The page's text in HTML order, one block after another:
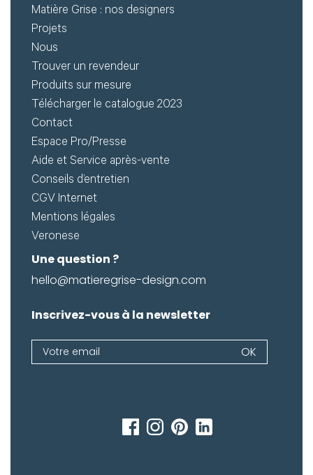
Matière Grise : nos designers
Projets
Nous
Trouver un revendeur
Produits sur mesure
Télécharger le catalogue 2023
Contact
Espace Pro/Presse
Aide et Service après-vente
Conseils d’entretien
CGV Internet
Mentions légales
Veronese
Une question ?
hello@matieregrise-design.com
Inscrivez-vous à la newsletter
Newsletter
OK